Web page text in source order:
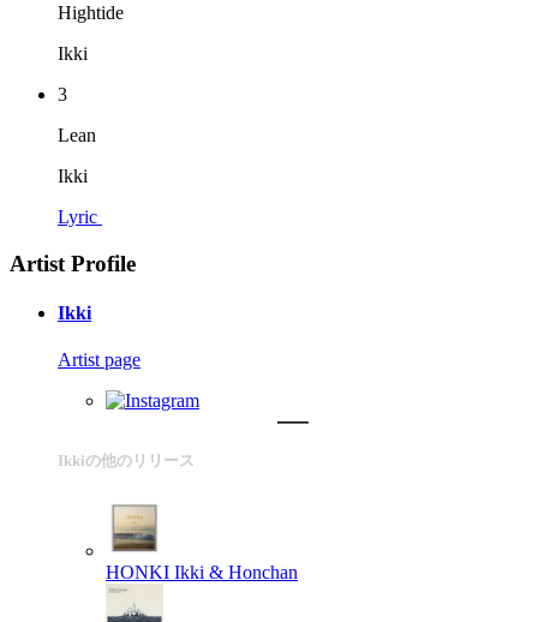
Hightide
Ikki
3
Lean
Ikki
Lyric
Artist Profile
Ikki
Artist page
Ikkiの他のリリース
HONKI Ikki & Honchan